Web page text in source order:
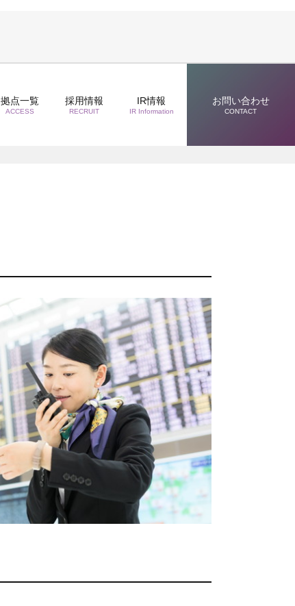
拠点一覧
ACCESS
採用情報
RECRUIT
IR情報
IR Information
お問い合わせ
CONTACT